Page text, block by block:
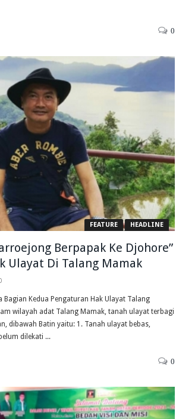
0
FEATURE HEADLINE
Berpapak Ke Djohore”
Ulayat Di Talang Mamak
Bagian Kedua Pengaturan Hak Ulayat Talang
wilayah adat Talang Mamak, tanah ulayat terbagi
dibawah Batin yaitu: 1. Tanah ulayat bebas,
dilekati ...
0